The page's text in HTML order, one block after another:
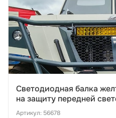
Светодиодная балка
на защиту передней
Артикул: 56678